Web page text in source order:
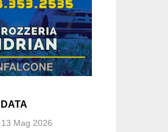
DATA
13 Mag 2026